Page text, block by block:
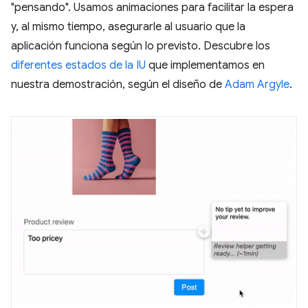
"pensando". Usamos animaciones para facilitar la espera
y, al mismo tiempo, asegurarle al usuario que la
aplicación funciona según lo previsto. Descubre los
diferentes estados de la IU que implementamos en
nuestra demostración, según el diseño de Adam Argyle.